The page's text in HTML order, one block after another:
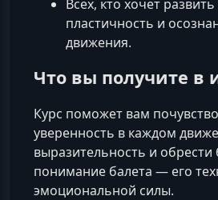
Всех, кто хочет
пластичность и
движения.
Что вы получите в
Курс поможет вам
уверенность в каждом
выразительность и обрести
понимание балета — его
эмоциональной силы.